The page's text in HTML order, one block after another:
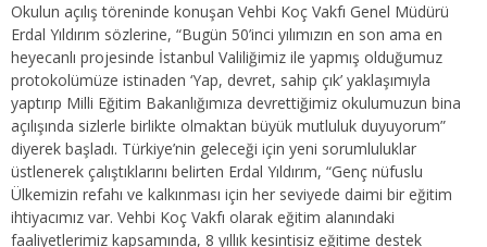
Okulun açılış töreninde konuşan Vehbi Koç Vakfı Genel Müdürü
Erdal Yıldırım sözlerine, “Bugün 50’inci yılımızın en son ama en
heyecanlı projesinde İstanbul Valiliğimiz ile yapmış olduğumuz
protokolümüze istinaden ‘Yap, devret, sahip çık’ yaklaşımıyla
yaptırıp Milli Eğitim Bakanlığımıza devrettiğimiz okulumuzun bina
açılışında sizlerle birlikte olmaktan büyük mutluluk duyuyorum”
diyerek başladı. Türkiye’nin geleceği için yeni sorumluluklar
üstlenerek çalıştıklarını belirten Erdal Yıldırım, “Genç nüfuslu
Ülkemizin refahı ve kalkınması için her seviyede daimi bir eğitim
ihtiyacımız var. Vehbi Koç Vakfı olarak eğitim alanındaki
faaliyetlerimiz kapsamında, 8 yıllık kesintisiz eğitime destek